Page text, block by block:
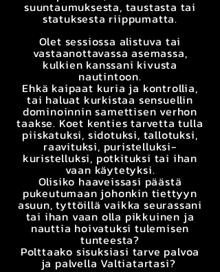
suuntaumuksesta, taustasta tai
statuksesta riippumatta.
Olet sessiossa alistuva tai
vastaanottavassa asemassa,
kulkien kanssani kivusta
nautintoon.
Ehkä kaipaat kuria ja kontrollia,
tai haluat kurkistaa sensuellin
dominoinnin samettisen verhon
taakse. Koet kenties tarvetta tulla
piiskatuksi, sidotuksi, tallotuksi,
raavituksi, puristelluksi-
kuristelluksi, potkituksi tai ihan
vaan käytetyksi.
Olisiko haaveissasi päästä
pukeutumaan johonkin tiettyyn
asuun, tyttöillä vaikka seurassani
tai ihan vaan olla pikkuinen ja
nauttia hoivatuksi tulemisen
tunteesta?
Polttaako sisuksiasi tarve palvoa
ja palvella Valtiatartasi?